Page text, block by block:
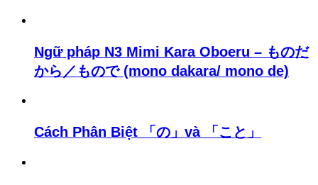
Ngữ pháp N3 Mimi Kara Oboeru – ものだ
から／もので (mono dakara/ mono de)
Cách Phân Biệt 「の」và 「こと」